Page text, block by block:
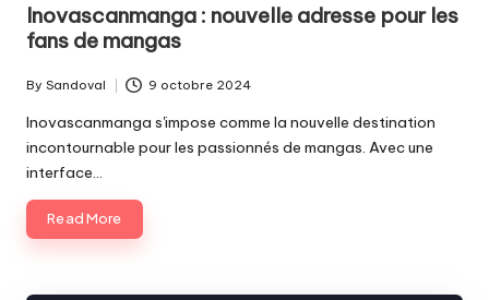
Inovascanmanga : nouvelle adresse pour les
fans de mangas
Posted
by
By Sandoval 9 octobre 2024
Inovascanmanga s'impose comme la nouvelle destination
incontournable pour les passionnés de mangas. Avec une
interface…
Read More